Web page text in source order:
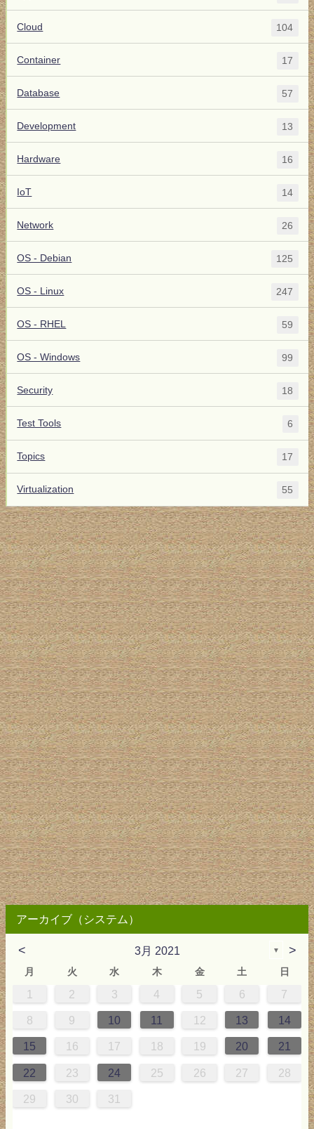
Cloud 104
Container 17
Database 57
Development 13
Hardware 16
IoT 14
Network 26
OS - Debian 125
OS - Linux 247
OS - RHEL 59
OS - Windows 99
Security 18
Test Tools 6
Topics 17
Virtualization 55
アーカイブ（システム）
< 3月 2021 ▼ >
月 火 水 木 金 土 日
1 2 3 4 5 6 7
8 9 10 11 12 13 14
15 16 17 18 19 20 21
22 23 24 25 26 27 28
29 30 31